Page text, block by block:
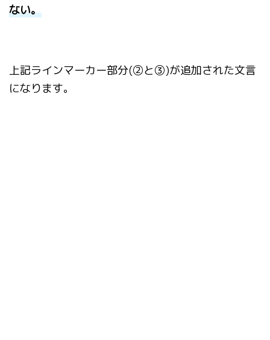
ない。
上記ラインマーカー部分(②と③)が追加された文言
になります。